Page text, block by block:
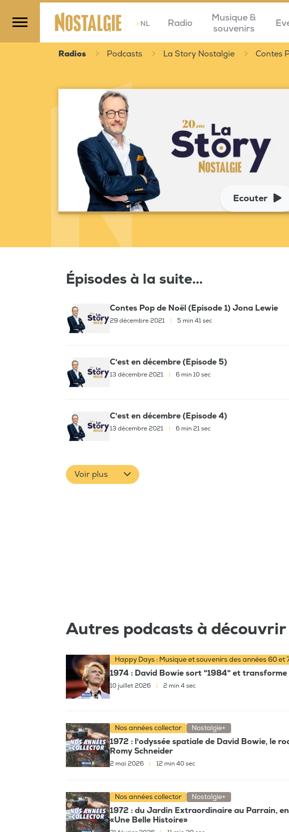
>NL Radio
Musique &
souvenirs
Radios Podcasts La Story Nostalgie Contes
Ecouter
Épisodes à la suite...
Contes Pop de Noël (Episode 1) Jona Lewie
29 décembre 2021 5 min 41 sec
C'est en décembre (Episode 5)
13 décembre 2021 6 min 10 sec
C'est en décembre (Episode 4)
13 décembre 2021 6 min 21 sec
Voir plus
Autres podcasts à découvrir
Happy Days : Musique et souvenirs des années 60 et
1974 : David Bowie sort "1984" et
10 juillet 2026 2 min 4 sec
Nos années collector Nostalgie+
1972 : l'odyssée spatiale de David Bowie, le
Romy Schneider
2 mai 2026 12 min 40 sec
Nos années collector Nostalgie+
1972 : du Jardin Extraordinaire au Parrain,
«Une Belle Histoire»